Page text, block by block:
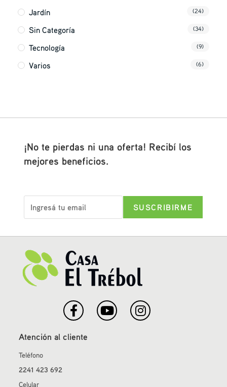
Jardín (24)
Sin Categoría (34)
Tecnología (9)
Varios (6)
¡No te pierdas ni una oferta! Recibí los
mejores beneficios.
Atención al cliente
Teléfono
2241 423 692
Celular